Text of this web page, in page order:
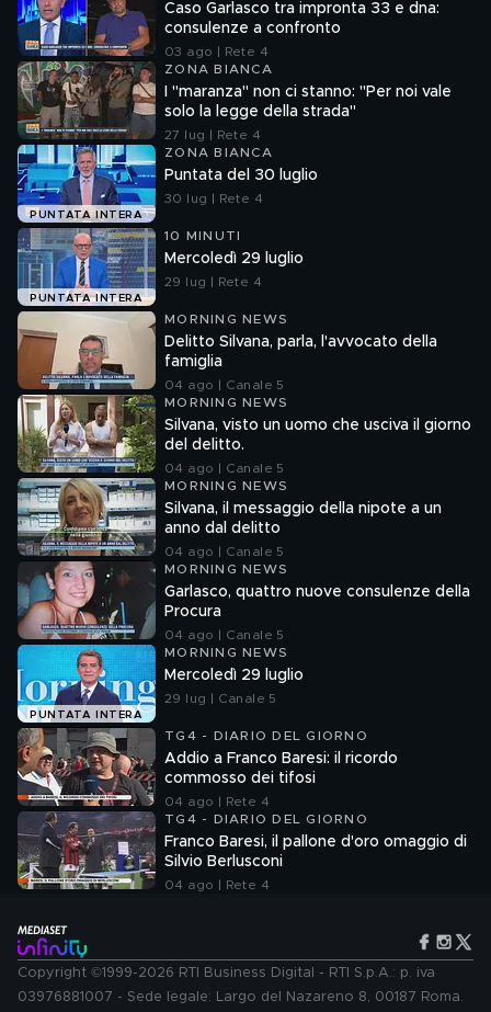
Caso Garlasco tra impronta 33 e dna:
consulenze a confronto
03 ago | Rete 4
ZONA BIANCA
I "maranza" non ci stanno: "Per noi vale
solo la legge della strada"
27 lug | Rete 4
PUNTATA INTERA
ZONA BIANCA
Puntata del 30 luglio
30 lug | Rete 4
PUNTATA INTERA
10 MINUTI
Mercoledì 29 luglio
29 lug | Rete 4
MORNING NEWS
Delitto Silvana, parla, l'avvocato della
famiglia
04 ago | Canale 5
MORNING NEWS
Silvana, visto un uomo che usciva il giorno
del delitto.
04 ago | Canale 5
MORNING NEWS
Silvana, il messaggio della nipote a un
anno dal delitto
04 ago | Canale 5
MORNING NEWS
Garlasco, quattro nuove consulenze della
Procura
04 ago | Canale 5
PUNTATA INTERA
MORNING NEWS
Mercoledì 29 luglio
29 lug | Canale 5
TG4 - DIARIO DEL GIORNO
Addio a Franco Baresi: il ricordo
commosso dei tifosi
04 ago | Rete 4
TG4 - DIARIO DEL GIORNO
Franco Baresi, il pallone d'oro omaggio di
Silvio Berlusconi
04 ago | Rete 4
Copyright ©1999-2026 RTI Business Digital - RTI S.p.A.: p. iva
03976881007 - Sede legale: Largo del Nazareno 8, 00187 Roma.